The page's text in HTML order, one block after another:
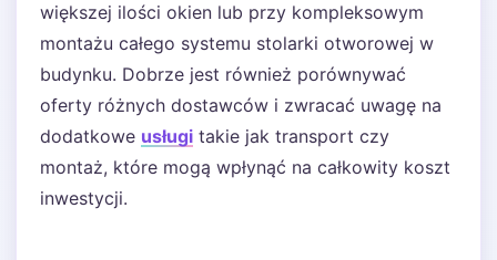
większej ilości okien lub przy kompleksowym
montażu całego systemu stolarki otworowej w
budynku. Dobrze jest również porównywać
oferty różnych dostawców i zwracać uwagę na
dodatkowe usługi takie jak transport czy
montaż, które mogą wpłynąć na całkowity koszt
inwestycji.